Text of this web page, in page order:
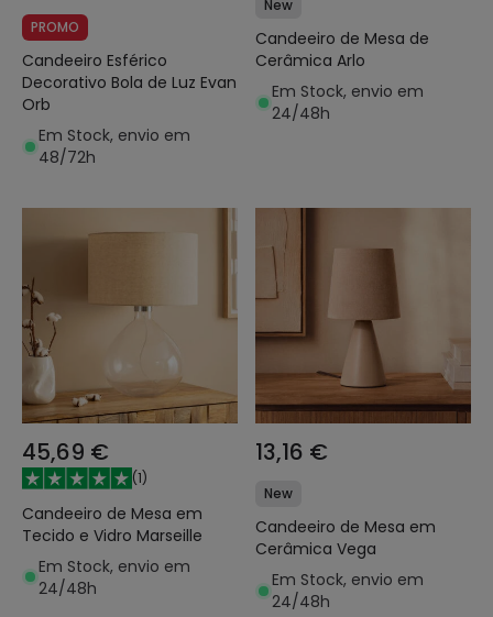
PROMO
Candeeiro Esférico
Decorativo Bola de Luz Evan
Orb
Em Stock, envio em
48/72h
New
Candeeiro de Mesa de
Cerâmica Arlo
Em Stock, envio em
24/48h
45,69 €
(1)
Candeeiro de Mesa em
Tecido e Vidro Marseille
Em Stock, envio em
24/48h
13,16 €
New
Candeeiro de Mesa em
Cerâmica Vega
Em Stock, envio em
24/48h